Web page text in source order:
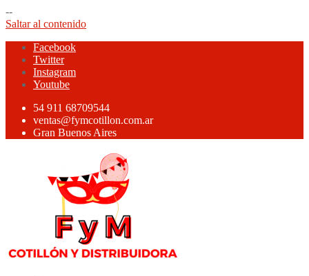
--
Saltar al contenido
Facebook
Twitter
Instagram
Youtube
54 911 68709544
ventas@fymcotillon.com.ar
Gran Buenos Aires